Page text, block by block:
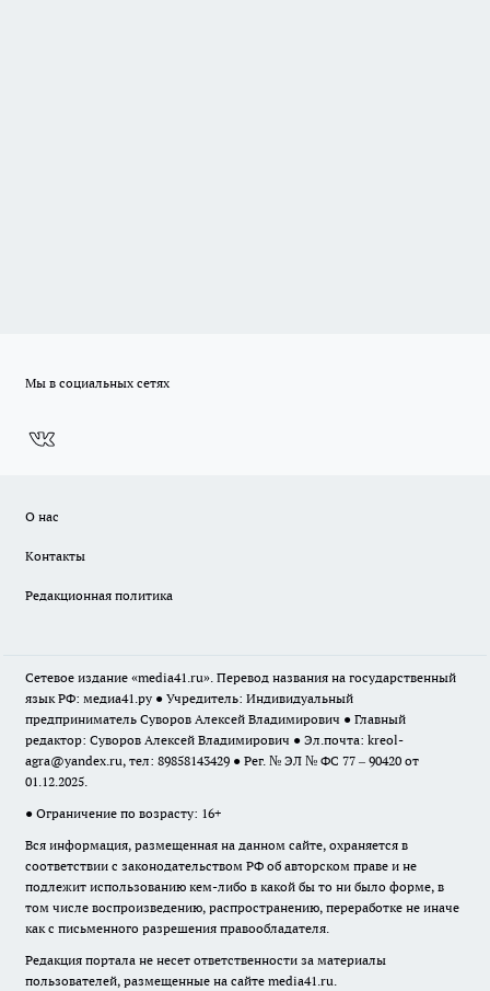
Мы в социальных сетях
О нас
Контакты
Редакционная политика
Сетевое издание «media41.ru». Перевод названия на государственный
язык РФ: медиа41.ру ● Учредитель: Индивидуальный
предприниматель Суворов Алексей Владимирович ● Главный
редактор: Суворов Алексей Владимирович ● Эл.почта: kreol-
agra@yandex.ru, тел: 89858143429 ● Рег. № ЭЛ № ФС 77 – 90420 от
01.12.2025.
● Ограничение по возрасту: 16+
Вся информация, размещенная на данном сайте, охраняется в
соответствии с законодательством РФ об авторском праве и не
подлежит использованию кем-либо в какой бы то ни было форме, в
том числе воспроизведению, распространению, переработке не иначе
как с письменного разрешения правообладателя.
Редакция портала не несет ответственности за материалы
пользователей, размещенные на сайте media41.ru.